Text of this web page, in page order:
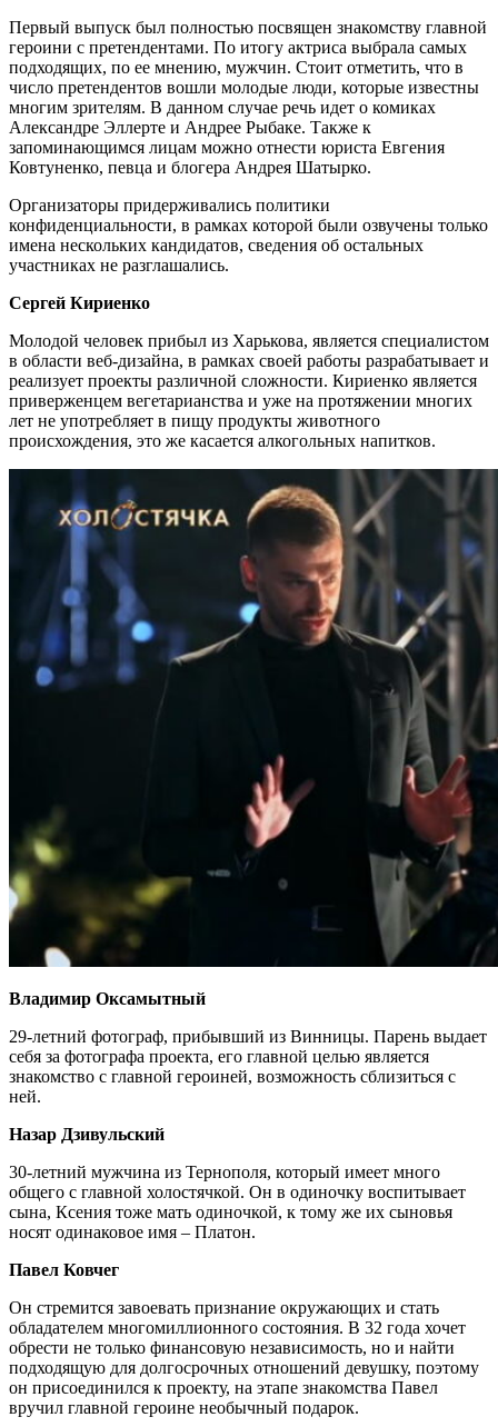
Первый выпуск был полностью посвящен знакомству главной
героини с претендентами. По итогу актриса выбрала самых
подходящих, по ее мнению, мужчин. Стоит отметить, что в
число претендентов вошли молодые люди, которые известны
многим зрителям. В данном случае речь идет о комиках
Александре Эллерте и Андрее Рыбаке. Также к
запоминающимся лицам можно отнести юриста Евгения
Ковтуненко, певца и блогера Андрея Шатырко.
Организаторы придерживались политики
конфиденциальности, в рамках которой были озвучены только
имена нескольких кандидатов, сведения об остальных
участниках не разглашались.
Сергей Кириенко
Молодой человек прибыл из Харькова, является специалистом
в области веб-дизайна, в рамках своей работы разрабатывает и
реализует проекты различной сложности. Кириенко является
приверженцем вегетарианства и уже на протяжении многих
лет не употребляет в пищу продукты животного
происхождения, это же касается алкогольных напитков.
Владимир Оксамытный
29-летний фотограф, прибывший из Винницы. Парень выдает
себя за фотографа проекта, его главной целью является
знакомство с главной героиней, возможность сблизиться с
ней.
Назар Дзивульский
30-летний мужчина из Тернополя, который имеет много
общего с главной холостячкой. Он в одиночку воспитывает
сына, Ксения тоже мать одиночкой, к тому же их сыновья
носят одинаковое имя – Платон.
Павел Ковчег
Он стремится завоевать признание окружающих и стать
обладателем многомиллионного состояния. В 32 года хочет
обрести не только финансовую независимость, но и найти
подходящую для долгосрочных отношений девушку, поэтому
он присоединился к проекту, на этапе знакомства Павел
вручил главной героине необычный подарок.